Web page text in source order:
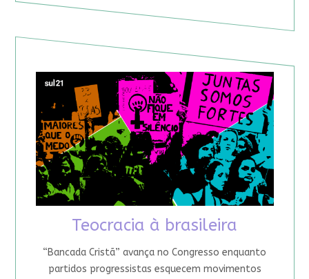
Teocracia à brasileira
“Bancada Cristã” avança no Congresso enquanto
partidos progressistas esquecem movimentos